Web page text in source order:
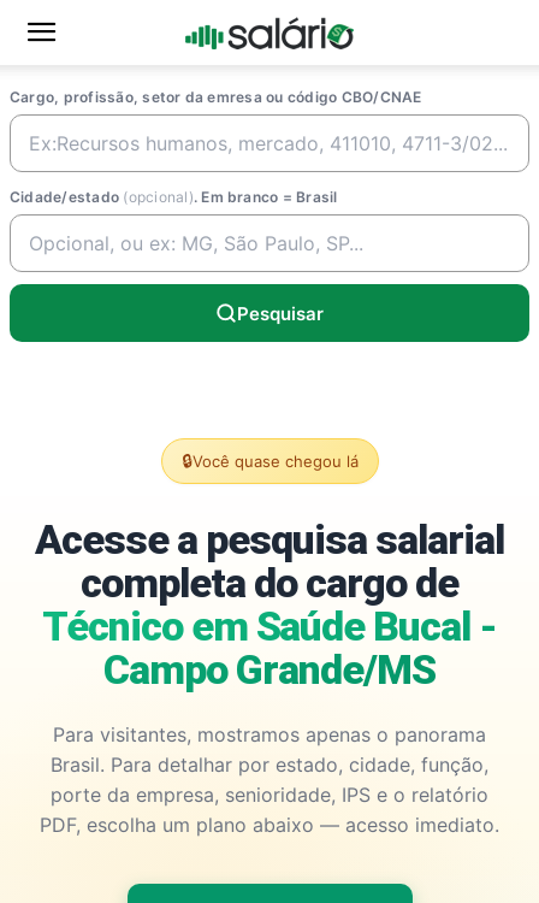
Cargo, profissão, setor da emresa ou código CBO/CNAE
Cidade/estado (opcional). Em branco = Brasil
Pesquisar
🔒Você quase chegou lá
Acesse a pesquisa salarial
completa do cargo de
Técnico em Saúde Bucal -
Campo Grande/MS
Para visitantes, mostramos apenas o panorama
Brasil. Para detalhar por estado, cidade, função,
porte da empresa, senioridade, IPS e o relatório
PDF, escolha um plano abaixo — acesso imediato.